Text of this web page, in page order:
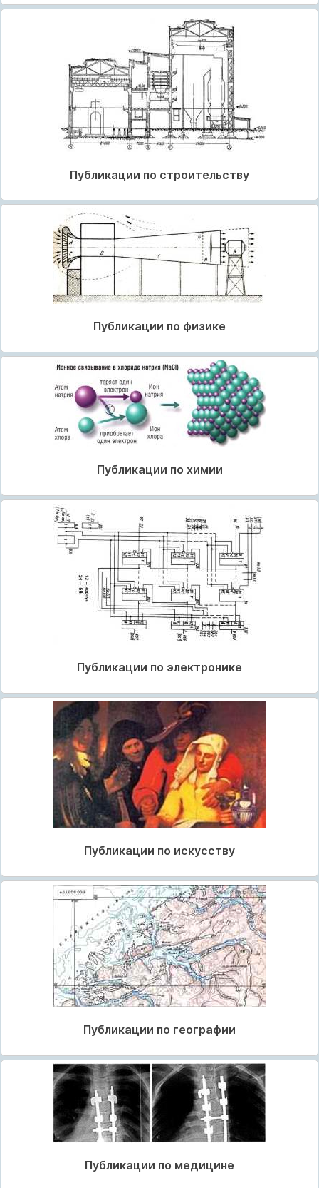
Публикации по строительству
Публикации по физике
Публикации по химии
Публикации по электронике
Публикации по искусству
Публикации по географии
Публикации по медицине